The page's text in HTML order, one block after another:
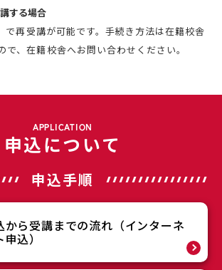
する場合
で再受講が可能です。手続き方法は在籍校舎
で、在籍校舎へお問い合わせください。
APPLICATION
申込について
申込手順
から受講までの流れ（インターネ
込）